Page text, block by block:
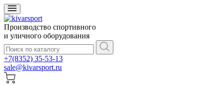
Производство спортивного
и уличного оборудования
+7(8352) 35-53-13
sale@kivarsport.ru